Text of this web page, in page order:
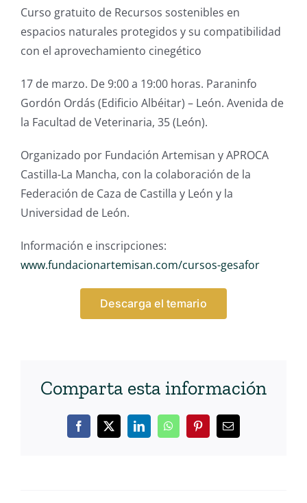
Curso gratuito de Recursos sostenibles en
espacios naturales protegidos y su compatibilidad
con el aprovechamiento cinegético
17 de marzo. De 9:00 a 19:00 horas. Paraninfo
Gordón Ordás (Edificio Albéitar) – León. Avenida de
la Facultad de Veterinaria, 35 (León).
Organizado por Fundación Artemisan y APROCA
Castilla-La Mancha, con la colaboración de la
Federación de Caza de Castilla y León y la
Universidad de León.
Información e inscripciones:
www.fundacionartemisan.com/cursos-gesafor
Descarga el temario
Comparta esta información
Facebook
X LinkedInWhatsAppPinterestCorreo
electrónico